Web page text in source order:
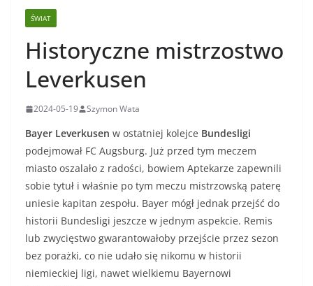
ŚWIAT
Historyczne mistrzostwo
Leverkusen
2024-05-19 Szymon Wata
Bayer Leverkusen w ostatniej kolejce Bundesligi
podejmował FC Augsburg. Już przed tym meczem
miasto oszalało z radości, bowiem Aptekarze zapewnili
sobie tytuł i właśnie po tym meczu mistrzowską paterę
uniesie kapitan zespołu. Bayer mógł jednak przejść do
historii Bundesligi jeszcze w jednym aspekcie. Remis
lub zwycięstwo gwarantowałoby przejście przez sezon
bez porażki, co nie udało się nikomu w historii
niemieckiej ligi, nawet wielkiemu Bayernowi